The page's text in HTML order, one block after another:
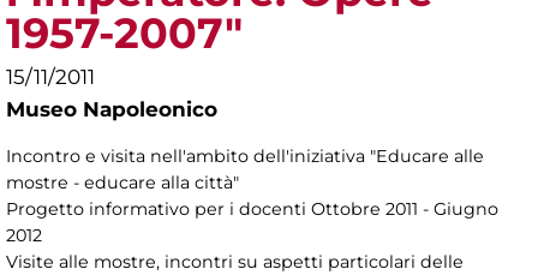
1957-2007"
15/11/2011
Museo Napoleonico
Incontro e visita nell'ambito dell'iniziativa "Educare alle
mostre - educare alla città"
Progetto informativo per i docenti Ottobre 2011 - Giugno
2012
Visite alle mostre, incontri su aspetti particolari delle